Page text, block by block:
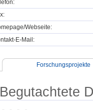
Webseite:
E-Mail:
Forschungsprojekte
Begutachtete